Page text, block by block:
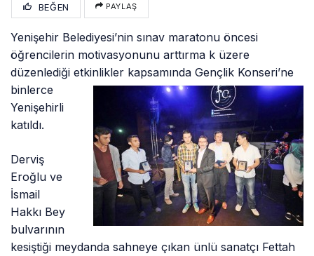
BEĞEN PAYLAŞ
Yenişehir Belediyesi’nin sınav maratonu öncesi
öğrencilerin motivasyonunu arttırma k üzere
düzenlediği etkinlikler kapsamında Gençlik Konseri’ne
binlerce
Yenişehirli
katıldı.
Derviş
Eroğlu ve
İsmail
Hakkı Bey
bulvarının
kesiştiği meydanda sahneye çıkan ünlü sanatçı Fettah